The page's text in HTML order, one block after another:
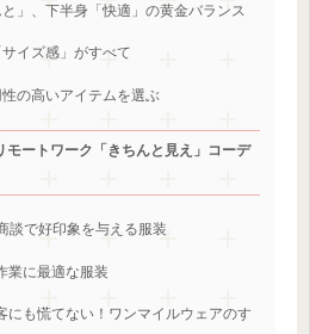
」、下半身「快適」の黄金バランス
イズ感」がすべて
の高いアイテムを選ぶ
モートワーク「きちんと見え」コーデ
談で好印象を与える服装
業に最適な服装
にも慌てない！ワンマイルウェアのす